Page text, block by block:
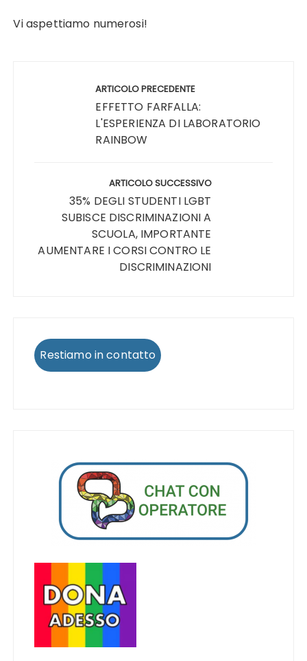
Vi aspettiamo numerosi!
ARTICOLO PRECEDENTE
EFFETTO FARFALLA:
L'ESPERIENZA DI LABORATORIO
RAINBOW
ARTICOLO SUCCESSIVO
35% DEGLI STUDENTI LGBT
SUBISCE DISCRIMINAZIONI A
SCUOLA, IMPORTANTE
AUMENTARE I CORSI CONTRO LE
DISCRIMINAZIONI
Restiamo in contatto